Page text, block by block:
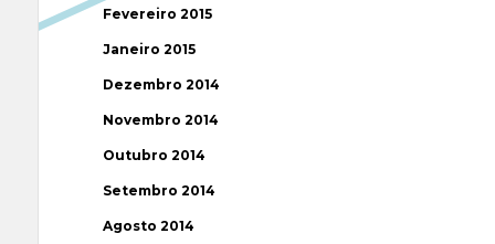
Fevereiro 2015
Janeiro 2015
Dezembro 2014
Novembro 2014
Outubro 2014
Setembro 2014
Agosto 2014